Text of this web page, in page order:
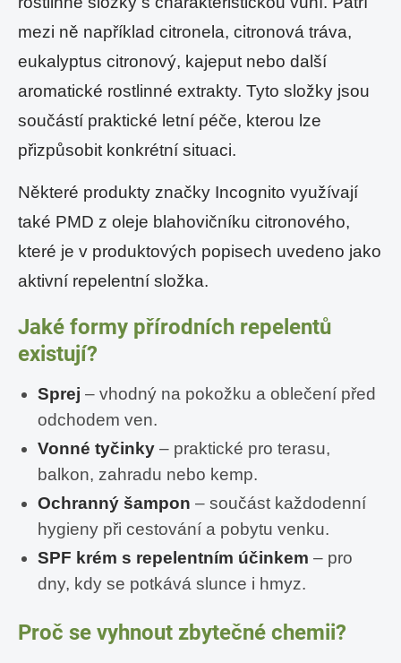
mezi ně například citronela, citronová tráva,
eukalyptus citronový, kajeput nebo další
aromatické rostlinné extrakty. Tyto složky jsou
součástí praktické letní péče, kterou lze
přizpůsobit konkrétní situaci.
Některé produkty značky Incognito využívají
také PMD z oleje blahovičníku citronového,
které je v produktových popisech uvedeno jako
aktivní repelentní složka.
Jaké formy přírodních repelentů
existují?
Sprej – vhodný na pokožku a oblečení před
odchodem ven.
Vonné tyčinky – praktické pro terasu,
balkon, zahradu nebo kemp.
Ochranný šampon – součást každodenní
hygieny při cestování a pobytu venku.
SPF krém s repelentním účinkem – pro
dny, kdy se potkává slunce i hmyz.
Proč se vyhnout zbytečné chemii?